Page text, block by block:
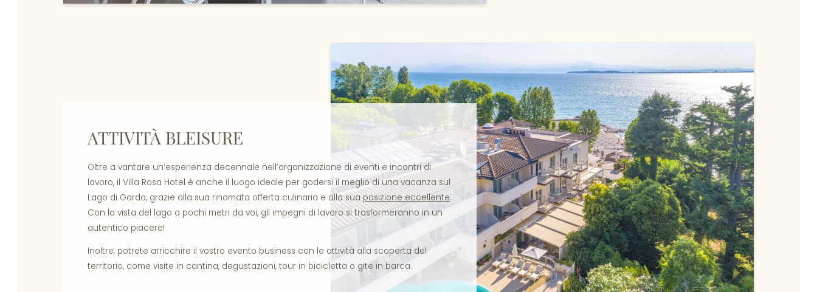
ATTIVITÀ BLEISURE
Oltre a vantare un’esperienza decennale nell’organizzazione di eventi e incontri di
lavoro, il Villa Rosa Hotel è anche il luogo ideale per godersi il meglio di una vacanza sul
Lago di Garda, grazie alla sua rinomata offerta culinaria e alla suaposizione eccellente.
Con la vista del lago a pochi metri da voi, gli impegni di lavoro si trasformeranno in un
autentico piacere!
Inoltre, potrete arricchire il vostro evento business con le attività alla scoperta del
territorio, come visite in cantina, degustazioni, tour in bicicletta o gite in barca.